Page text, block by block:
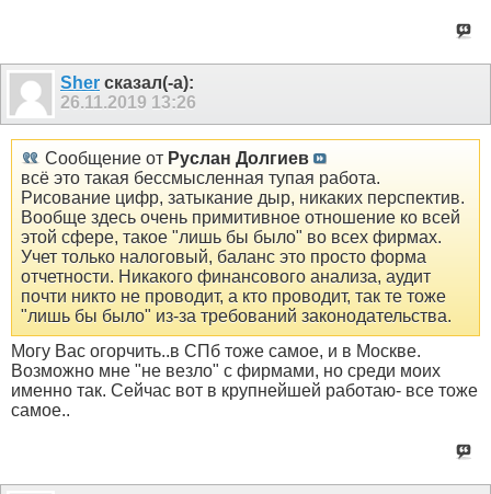
Sher сказал(-а):
26.11.2019 13:26
Сообщение от Руслан Долгиев
всё это такая бессмысленная тупая работа.
Рисование цифр, затыкание дыр, никаких перспектив.
Вообще здесь очень примитивное отношение ко всей
этой сфере, такое "лишь бы было" во всех фирмах.
Учет только налоговый, баланс это просто форма
отчетности. Никакого финансового анализа, аудит
почти никто не проводит, а кто проводит, так те тоже
"лишь бы было" из-за требований законодательства.
Могу Вас огорчить..в СПб тоже самое, и в Москве.
Возможно мне "не везло" с фирмами, но среди моих
именно так. Сейчас вот в крупнейшей работаю- все тоже
самое..